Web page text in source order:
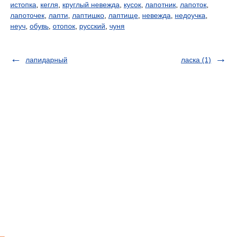
истопка
кегля круглый невежда кусок лапотник лапоток
лапоточек лапти лаптишко лаптище невежда недоучка
неуч обувь отопок русский чуня
лапидарный ласка (1)